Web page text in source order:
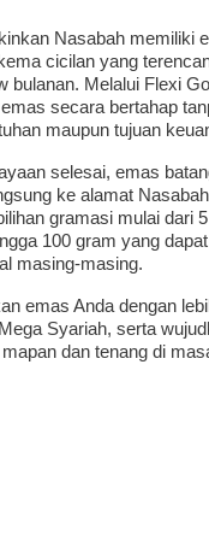
Nasabah memiliki
cicilan yang
bulanan. Melalui Flexi
secara bertahap
maupun tujuan
selesai, emas
ke alamat
gramasi mulai dari
100 gram yang
masing-masing.
emas Anda dengan
Syariah, serta
dan tenang di